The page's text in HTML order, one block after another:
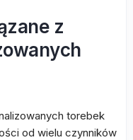
z
torebek
od wielu czynników